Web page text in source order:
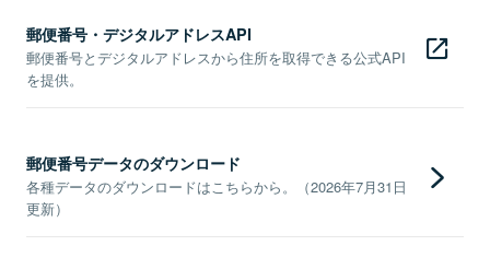
郵便番号・デジタルアドレスAPI
郵便番号とデジタルアドレスから住所を取得できる公式API
を提供。
郵便番号データのダウンロード
各種データのダウンロードはこちらから。（2026年7月31日
更新）